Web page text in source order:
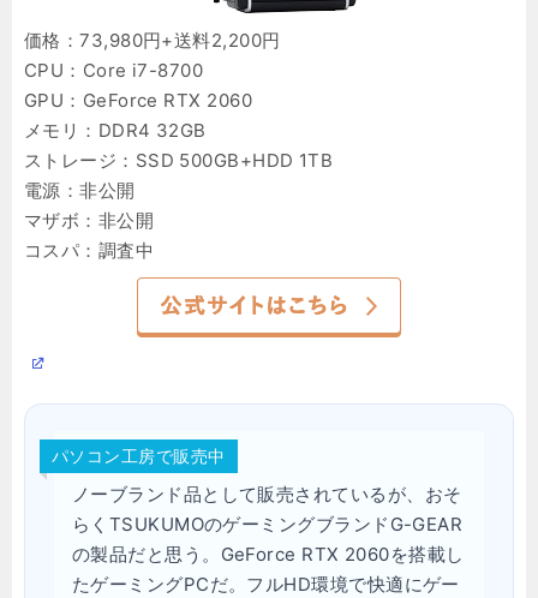
価格：73,980円+送料2,200円
CPU：Core i7-8700
GPU：GeForce RTX 2060
メモリ：DDR4 32GB
ストレージ：SSD 500GB+HDD 1TB
電源：非公開
マザボ：非公開
コスパ：調査中
パソコン工房で販売中
ノーブランド品として販売されているが、おそ
らくTSUKUMOのゲーミングブランドG-GEAR
の製品だと思う。GeForce RTX 2060を搭載し
たゲーミングPCだ。フルHD環境で快適にゲー